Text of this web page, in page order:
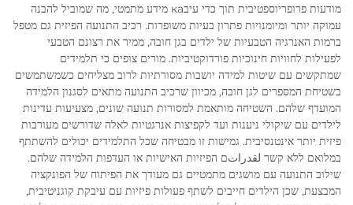
מודעות פרופריוספטיבית תוך כדי עיבка מידע מתמטי, מה שמוביל להבנה
עמוקה יותר ומיומנויות פתרון בעיות משופרות. רכיב התנועה הפיזית גם מטפל
ברמות האנרגיה הטבעיות של ילדים בגן חובה, ממיר את רצונם הטבעי
לפעילות לחוויות חינוכיות פורדוקטיביות. מורים צופים כי תלמידים
שמתקשים עם שיטות למידה יושבות מסורתיות לרוב מצליחים כשמשתמשים
בשטיחת המספרים לגן חובה, מכיוון שרכיב התנועה מתאים לסגנון הלמידה
המועדף שלהם. השטיחה מותאמת למסורות תנועה שונים, מצעיעות עדינות
לילדים עם שיקולי ניענות ועד לקפיצות אנרגטיות לאלה שדורשים מעורבות
פיזית יותר אינטנסיבית. גמישות זו מבטיחה שכל התלמידים יכולים להשתתף
במלואם ללא קשר لقدراتם הפיזיות האישיות או העדפות הלמידה שלהם.
שילוב התנועה עם מושגים מתמטיים גם מעודך את הפיתוח של הפונקציה
המבצעת, שכן הילדים חייבים לשתף פעולות פיזיות עם עיבקת קוגניטיבית,